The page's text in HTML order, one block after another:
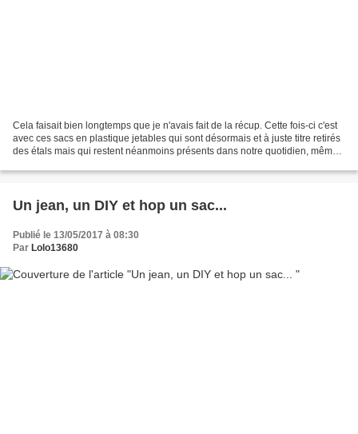
Cela faisait bien longtemps que je n'avais fait de la récup. Cette fois-ci c'est
avec ces sacs en plastique jetables qui sont désormais et à juste titre retirés
des étals mais qui restent néanmoins présents dans notre quotidien, même
Un jean, un DIY et hop un sac...
Publié le 13/05/2017 à 08:30
Par Lolo13680